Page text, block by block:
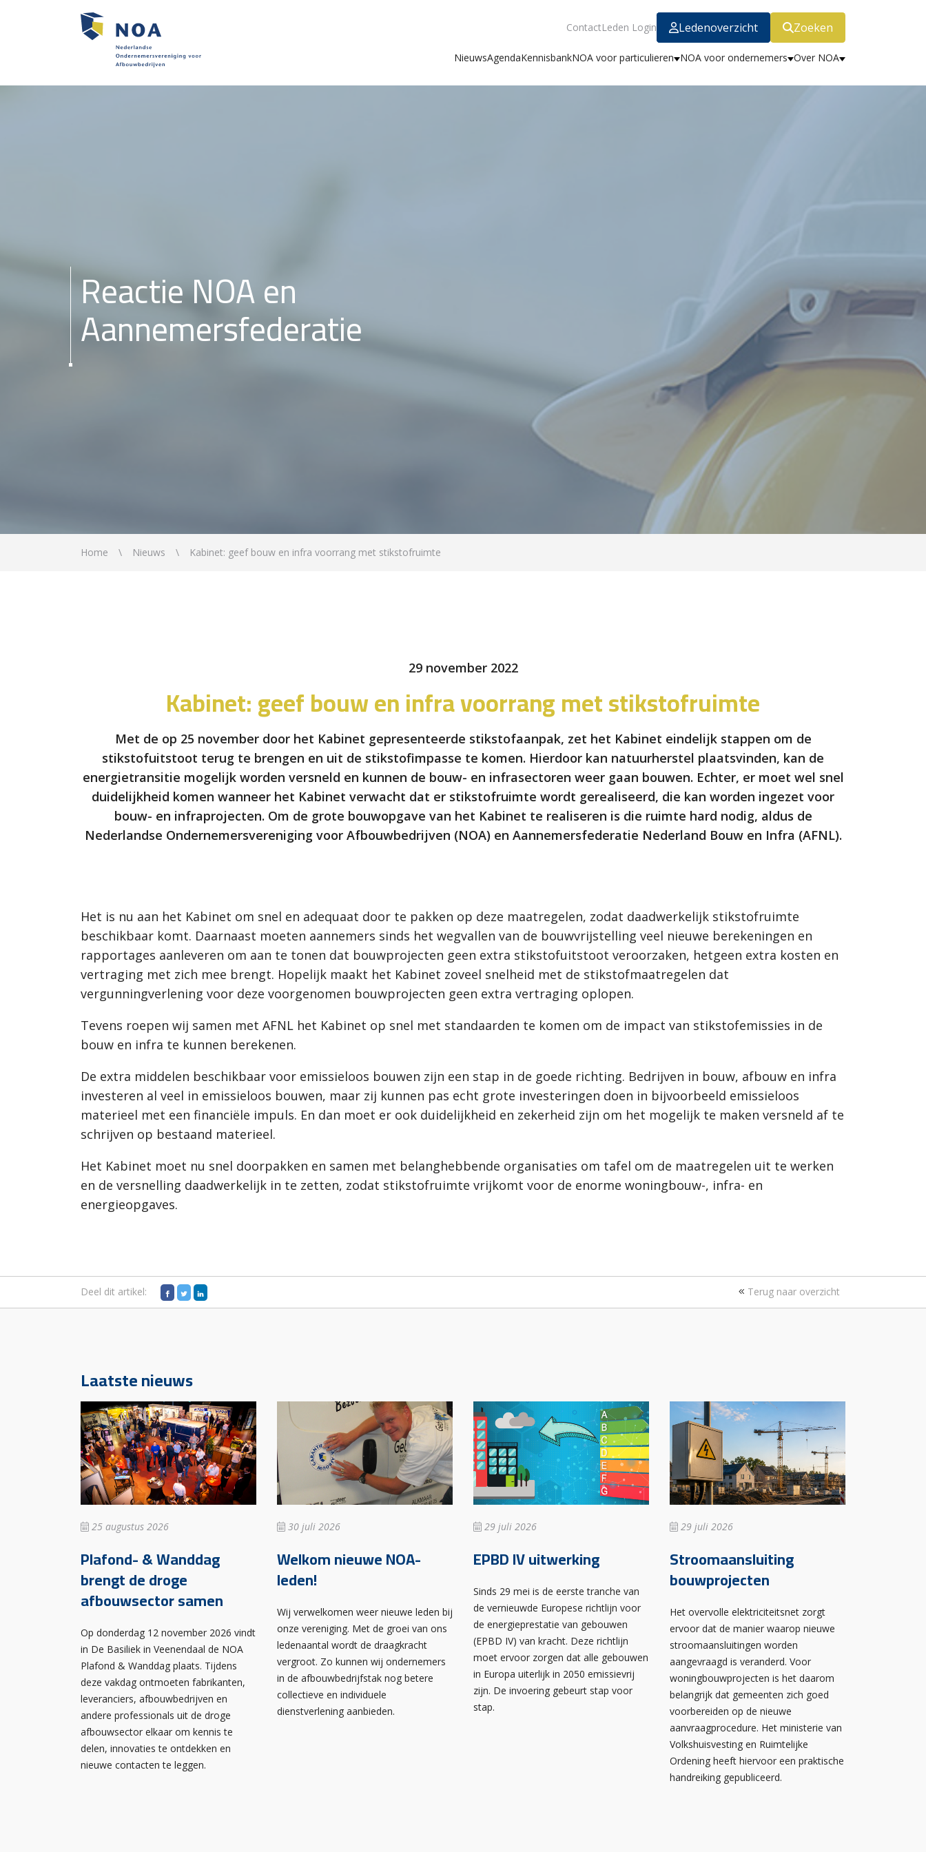
ContactLeden Login Ledenoverzicht Zoeken
NieuwsAgendaKennisbankNOA voor particulieren NOA voor ondernemers Over NOA
Reactie NOA en
Aannemersfederatie
Home Nieuws Kabinet: geef bouw en infra voorrang met stikstofruimte
29 november 2022
Kabinet: geef bouw en infra voorrang met stikstofruimte
Met de op 25 november door het Kabinet gepresenteerde stikstofaanpak, zet het Kabinet eindelijk stappen om de
stikstofuitstoot terug te brengen en uit de stikstofimpasse te komen. Hierdoor kan natuurherstel plaatsvinden, kan de
energietransitie mogelijk worden versneld en kunnen de bouw- en infrasectoren weer gaan bouwen. Echter, er moet wel snel
duidelijkheid komen wanneer het Kabinet verwacht dat er stikstofruimte wordt gerealiseerd, die kan worden ingezet voor
bouw- en infraprojecten. Om de grote bouwopgave van het Kabinet te realiseren is die ruimte hard nodig, aldus de
Nederlandse Ondernemersvereniging voor Afbouwbedrijven (NOA) en Aannemersfederatie Nederland Bouw en Infra (AFNL).
Het is nu aan het Kabinet om snel en adequaat door te pakken op deze maatregelen, zodat daadwerkelijk stikstofruimte
beschikbaar komt. Daarnaast moeten aannemers sinds het wegvallen van de bouwvrijstelling veel nieuwe berekeningen en
rapportages aanleveren om aan te tonen dat bouwprojecten geen extra stikstofuitstoot veroorzaken, hetgeen extra kosten en
vertraging met zich mee brengt. Hopelijk maakt het Kabinet zoveel snelheid met de stikstofmaatregelen dat
vergunningverlening voor deze voorgenomen bouwprojecten geen extra vertraging oplopen.
Tevens roepen wij samen met AFNL het Kabinet op snel met standaarden te komen om de impact van stikstofemissies in de
bouw en infra te kunnen berekenen.
De extra middelen beschikbaar voor emissieloos bouwen zijn een stap in de goede richting. Bedrijven in bouw, afbouw en infra
investeren al veel in emissieloos bouwen, maar zij kunnen pas echt grote investeringen doen in bijvoorbeeld emissieloos
materieel met een financiële impuls. En dan moet er ook duidelijkheid en zekerheid zijn om het mogelijk te maken versneld af te
schrijven op bestaand materieel.
Het Kabinet moet nu snel doorpakken en samen met belanghebbende organisaties om tafel om de maatregelen uit te werken
en de versnelling daadwerkelijk in te zetten, zodat stikstofruimte vrijkomt voor de enorme woningbouw-, infra- en
energieopgaves.
Deel dit artikel: Terug naar overzicht
Laatste nieuws
25 augustus 2026
Plafond- & Wanddag
brengt de droge
afbouwsector samen
Op donderdag 12 november 2026 vindt
in De Basiliek in Veenendaal de NOA
Plafond & Wanddag plaats. Tijdens
deze vakdag ontmoeten fabrikanten,
leveranciers, afbouwbedrijven en
andere professionals uit de droge
afbouwsector elkaar om kennis te
delen, innovaties te ontdekken en
nieuwe contacten te leggen.
30 juli 2026
Welkom nieuwe NOA-
leden!
Wij verwelkomen weer nieuwe leden bij
onze vereniging. Met de groei van ons
ledenaantal wordt de draagkracht
vergroot. Zo kunnen wij ondernemers
in de afbouwbedrijfstak nog betere
collectieve en individuele
dienstverlening aanbieden.
29 juli 2026
EPBD IV uitwerking
Sinds 29 mei is de eerste tranche van
de vernieuwde Europese richtlijn voor
de energieprestatie van gebouwen
(EPBD IV) van kracht. Deze richtlijn
moet ervoor zorgen dat alle gebouwen
in Europa uiterlijk in 2050 emissievrij
zijn. De invoering gebeurt stap voor
stap.
29 juli 2026
Stroomaansluiting
bouwprojecten
Het overvolle elektriciteitsnet zorgt
ervoor dat de manier waarop nieuwe
stroomaansluitingen worden
aangevraagd is veranderd. Voor
woningbouwprojecten is het daarom
belangrijk dat gemeenten zich goed
voorbereiden op de nieuwe
aanvraagprocedure. Het ministerie van
Volkshuisvesting en Ruimtelijke
Ordening heeft hiervoor een praktische
handreiking gepubliceerd.